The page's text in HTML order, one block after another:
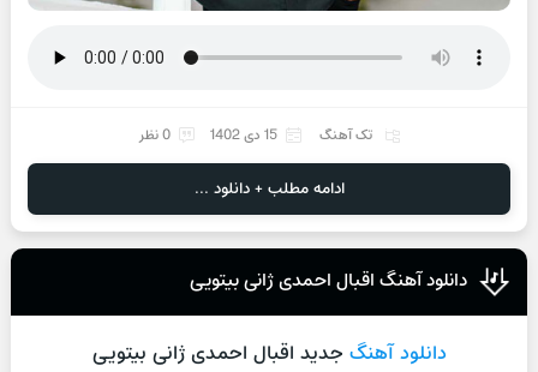
تک آهنگ 15 دی 1402 0 نظر
ادامه مطلب + دانلود ...
دانلود آهنگ اقبال احمدی ژانی بیتویی
دانلود آهنگ جدید اقبال احمدی ژانی بیتویی